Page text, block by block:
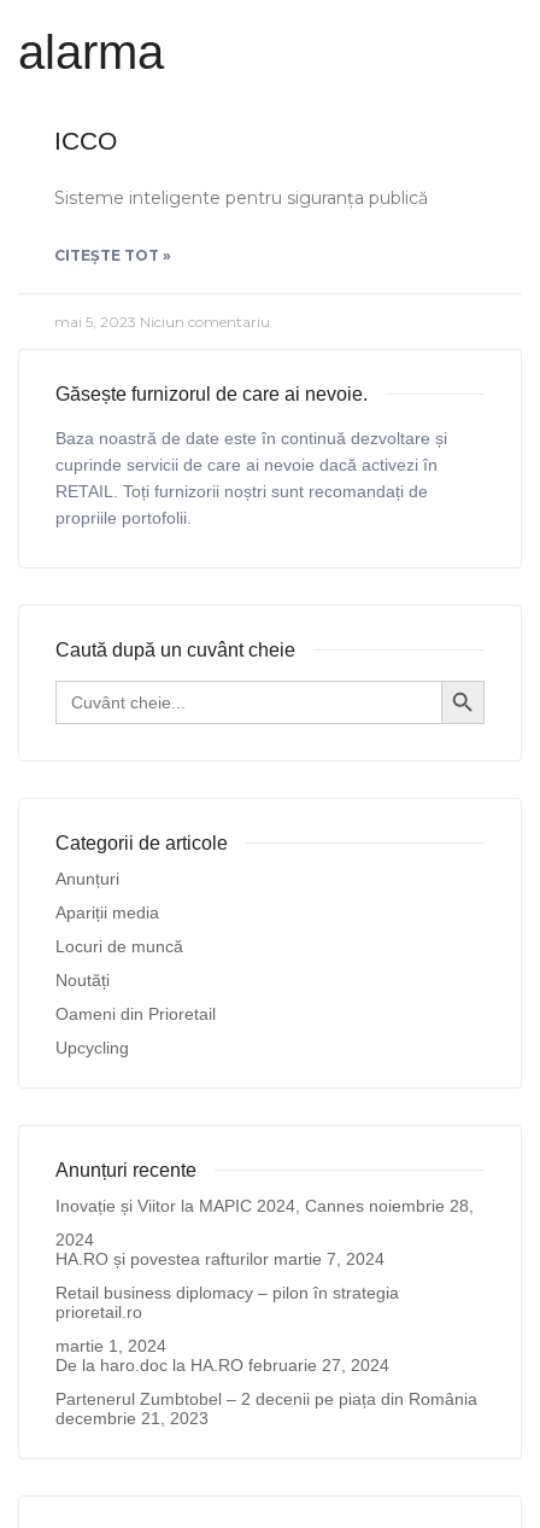
alarma
ICCO
Sisteme inteligente pentru siguranța publică
CITEȘTE TOT »
mai 5, 2023 Niciun comentariu
Găsește furnizorul de care ai nevoie.
Baza noastră de date este în continuă dezvoltare și
cuprinde servicii de care ai nevoie dacă activezi în
RETAIL. Toți furnizorii noștri sunt recomandați de
propriile portofolii.
Caută după un cuvânt cheie
Search
for:
Search Button
Categorii de articole
Anunțuri
Apariții media
Locuri de muncă
Noutăți
Oameni din Prioretail
Upcycling
Anunțuri recente
Inovație și Viitor la MAPIC 2024, Cannes noiembrie 28,
2024
HA.RO și povestea rafturilor martie 7, 2024
Retail business diplomacy – pilon în strategia
prioretail.ro
martie 1, 2024
De la haro.doc la HA.RO februarie 27, 2024
Partenerul Zumbtobel – 2 decenii pe piața din România
decembrie 21, 2023